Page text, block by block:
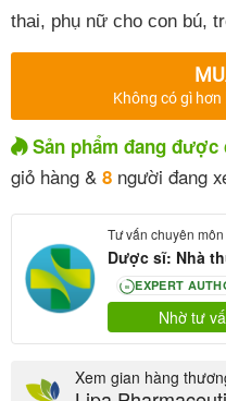
thai, phụ nữ cho con bú,
Không có gì
Sản phẩm đang được
giỏ hàng & 8 người đang
Tư vấn chuyên môn
Dược sĩ: Nhà
80 EXPERT
Nhờ tư
Xem gian hàng